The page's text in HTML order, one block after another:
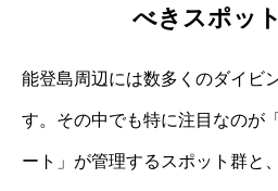
べきスポッ
能登島周辺には数多くのダイビ
す。その中でも特に注目なのが
ート」が管理するスポット群と